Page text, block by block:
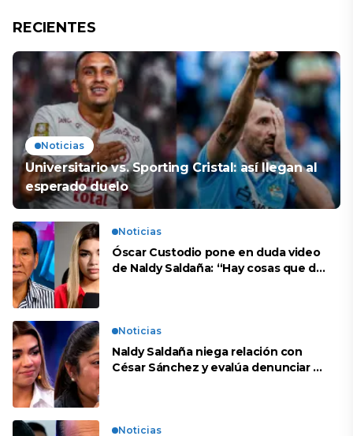
RECIENTES
Noticias
Universitario vs. Sporting Cristal: así llegan al
esperado duelo
Noticias
Óscar Custodio pone en duda video
de Naldy Saldaña: “Hay cosas que de
Noticias
Naldy Saldaña niega relación con
César Sánchez y evalúa denunciar a
Noticias